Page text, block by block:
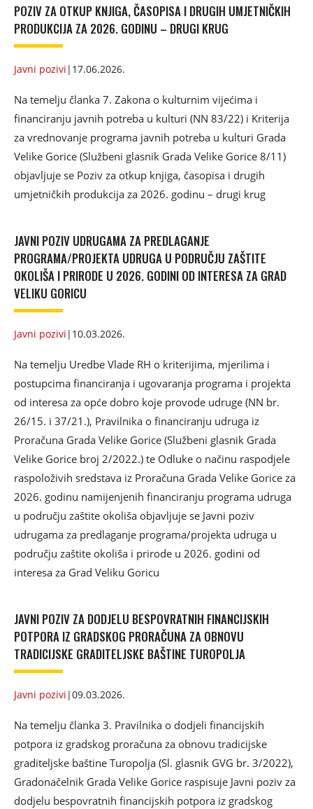
POZIV ZA OTKUP KNJIGA, ČASOPISA I DRUGIH UMJETNIČKIH
PRODUKCIJA ZA 2026. GODINU – DRUGI KRUG
Javni pozivi | 17.06.2026.
Na temelju članka 7. Zakona o kulturnim vijećima i
financiranju javnih potreba u kulturi (NN 83/22) i Kriterija
za vrednovanje programa javnih potreba u kulturi Grada
Velike Gorice (Službeni glasnik Grada Velike Gorice 8/11)
objavljuje se Poziv za otkup knjiga, časopisa i drugih
umjetničkih produkcija za 2026. godinu – drugi krug
JAVNI POZIV UDRUGAMA ZA PREDLAGANJE
PROGRAMA/PROJEKTA UDRUGA U PODRUČJU ZAŠTITE
OKOLIŠA I PRIRODE U 2026. GODINI OD INTERESA ZA GRAD
VELIKU GORICU
Javni pozivi | 10.03.2026.
Na temelju Uredbe Vlade RH o kriterijima, mjerilima i
postupcima financiranja i ugovaranja programa i projekta
od interesa za opće dobro koje provode udruge (NN br.
26/15. i 37/21.), Pravilnika o financiranju udruga iz
Proračuna Grada Velike Gorice (Službeni glasnik Grada
Velike Gorice broj 2/2022.) te Odluke o načinu raspodjele
raspoloživih sredstava iz Proračuna Grada Velike Gorice za
2026. godinu namijenjenih financiranju programa udruga
u području zaštite okoliša objavljuje se Javni poziv
udrugama za predlaganje programa/projekta udruga u
području zaštite okoliša i prirode u 2026. godini od
interesa za Grad Veliku Goricu
JAVNI POZIV ZA DODJELU BESPOVRATNIH FINANCIJSKIH
POTPORA IZ GRADSKOG PRORAČUNA ZA OBNOVU
TRADICIJSKE GRADITELJSKE BAŠTINE TUROPOLJA
Javni pozivi |09.03.2026.
Na temelju članka 3. Pravilnika o dodjeli financijskih
potpora iz gradskog proračuna za obnovu tradicijske
graditeljske baštine Turopolja (Sl. glasnik GVG br. 3/2022),
Gradonačelnik Grada Velike Gorice raspisuje Javni poziv za
dodjelu bespovratnih financijskih potpora iz gradskog